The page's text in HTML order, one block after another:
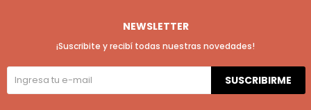
NEWSLETTER
¡Suscribite y recibí todas nuestras novedades!
SUSCRIBIRME